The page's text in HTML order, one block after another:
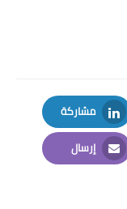
مشاركة
LinkedIn
إرسال
Email